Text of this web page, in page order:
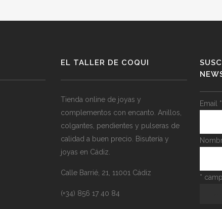
EL TALLER DE COQUI
Tienda online de joyas y
complementos con encanto. Anillos,
colgantes, pendientes y pulseras de
calidad a buen precio. Bisutería y
joyas en Cádiz.
Calle Barrié, 21, 11001 Cádiz
(+34) 856 17 40 84
Email *
*